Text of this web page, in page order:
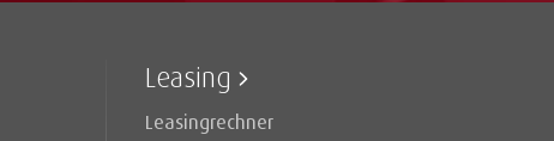
Leasing
Leasingrechner